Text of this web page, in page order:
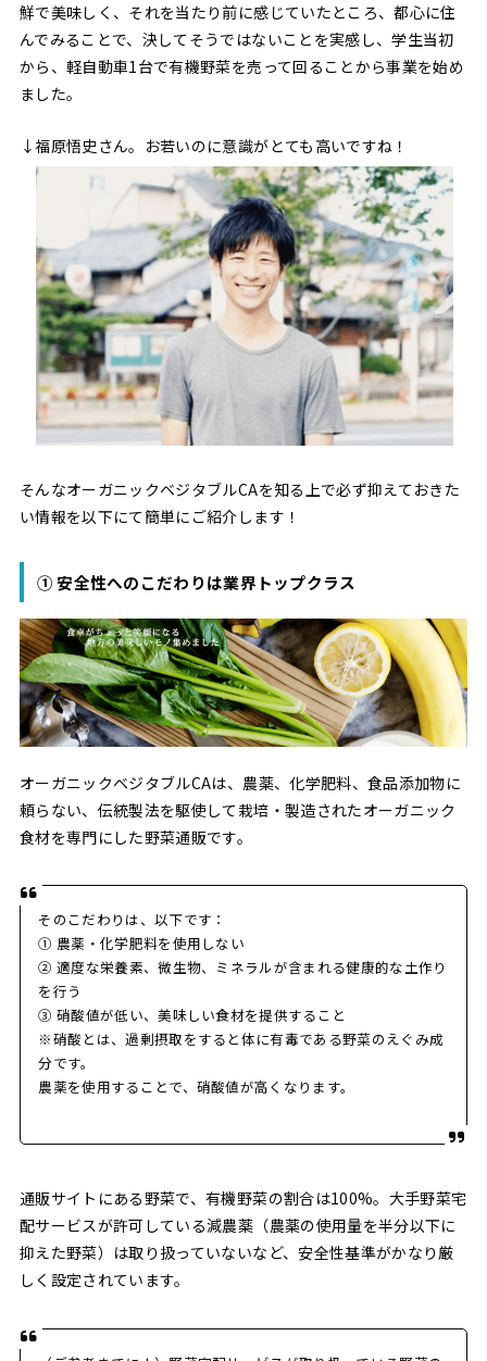
鮮で美味しく、それを当たり前に感じていたところ、都心に住
んでみることで、決してそうではないことを実感し、学生当初
から、軽自動車1台で有機野菜を売って回ることから事業を始め
ました。
↓福原悟史さん。お若いのに意識がとても高いですね！
そんなオーガニックベジタブルCAを知る上で必ず抑えておきた
い情報を以下にて簡単にご紹介します！
① 安全性へのこだわりは業界トップクラス
オーガニックベジタブルCAは、農薬、化学肥料、食品添加物に
頼らない、伝統製法を駆使して栽培・製造されたオーガニック
食材を専門にした野菜通販です。
そのこだわりは、以下です：
① 農薬・化学肥料を使用しない
② 適度な栄養素、微生物、ミネラルが含まれる健康的な土作り
を行う
③ 硝酸値が低い、美味しい食材を提供すること
※硝酸とは、過剰摂取をすると体に有毒である野菜のえぐみ成
分です。
農薬を使用することで、硝酸値が高くなります。
通販サイトにある野菜で、有機野菜の割合は100%。大手野菜宅
配サービスが許可している減農薬（農薬の使用量を半分以下に
抑えた野菜）は取り扱っていないなど、安全性基準がかなり厳
しく設定されています。